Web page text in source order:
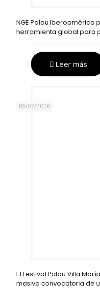
NGE Palau Iberoamérica
herramienta global para
Leer más
06/07/2026
El Festival Palau Villa
masiva convocatoria de